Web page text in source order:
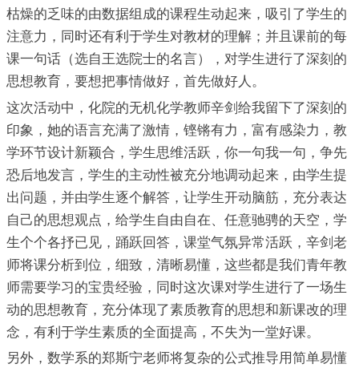
枯燥的乏味的由数据组成的课程生动起来，吸引了学生的
注意力，同时还有利于学生对教材的理解；并且课前的每
课一句话（选自王选院士的名言），对学生进行了深刻的
思想教育，要想把事情做好，首先做好人。
这次活动中，化院的无机化学教师辛剑给我留下了深刻的
印象，她的语言充满了激情，铿锵有力，富有感染力，教
学环节设计新颖合，学生思维活跃，你一句我一句，争先
恐后地发言，学生的主动性被充分地调动起来，由学生提
出问题，并由学生逐个解答，让学生开动脑筋，充分表达
自己的思想观点，给学生自由自在、任意驰骋的天空，学
生个个各抒已见，踊跃回答，课堂气氛异常活跃，辛剑老
师将课分析到位，细致，清晰易懂，这些都是我们青年教
师需要学习的宝贵经验，同时这次课对学生进行了一场生
动的思想教育，充分体现了素质教育的思想和新课改的理
念，有利于学生素质的全面提高，不失为一堂好课。
另外，数学系的郑斯宁老师将复杂的公式推导用简单易懂